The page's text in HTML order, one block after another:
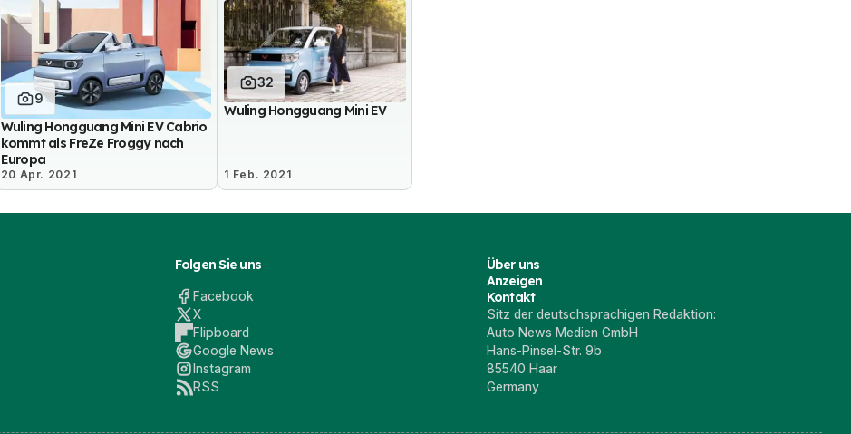
9
Wuling Hongguang Mini EV Cabrio
kommt als FreZe Froggy nach
Europa
20 Apr. 2021
32
Wuling Hongguang Mini EV
1 Feb. 2021
Folgen Sie uns
Facebook
X
Flipboard
Google News
Instagram
RSS
Über uns
Anzeigen
Kontakt
Sitz der deutschsprachigen Redaktion:
Auto News Medien GmbH
Hans-Pinsel-Str. 9b
85540 Haar
Germany